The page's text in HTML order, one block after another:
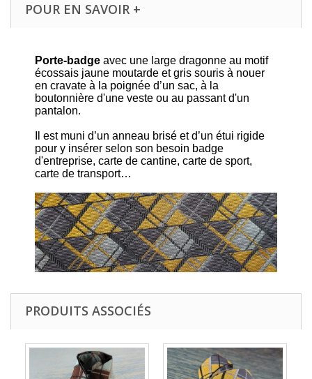
POUR EN SAVOIR +
Porte-badge avec une large dragonne au motif
écossais jaune moutarde et gris souris à nouer
en cravate à la poignée d’un sac, à la
boutonnière d'une veste ou au passant d'un
pantalon.
Il est muni d’un anneau brisé et d’un étui rigide
pour y insérer selon son besoin badge
d'entreprise, carte de cantine, carte de sport,
carte de transport…
PRODUITS ASSOCIÉS